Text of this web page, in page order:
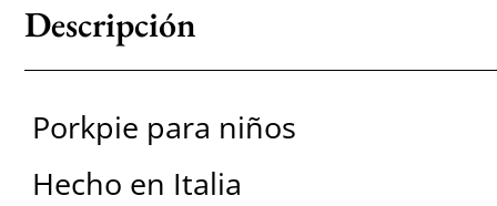
Descripción
Porkpie para niños
Hecho en Italia